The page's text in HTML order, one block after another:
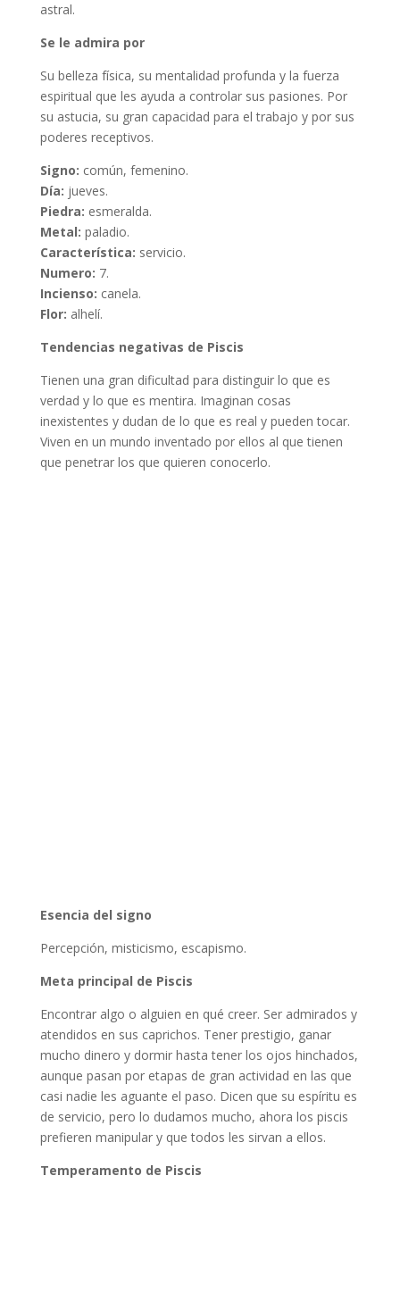
astral.
Se le admira por
Su belleza física, su mentalidad profunda y la fuerza
espiritual que les ayuda a controlar sus pasiones. Por
su astucia, su gran capacidad para el trabajo y por sus
poderes receptivos.
Signo: común, femenino.
Día: jueves.
Piedra: esmeralda.
Metal: paladio.
Característica: servicio.
Numero: 7.
Incienso: canela.
Flor: alhelí.
Tendencias negativas de Piscis
Tienen una gran dificultad para distinguir lo que es
verdad y lo que es mentira. Imaginan cosas
inexistentes y dudan de lo que es real y pueden tocar.
Viven en un mundo inventado por ellos al que tienen
que penetrar los que quieren conocerlo.
Esencia del signo
Percepción, misticismo, escapismo.
Meta principal de Piscis
Encontrar algo o alguien en qué creer. Ser admirados y
atendidos en sus caprichos. Tener prestigio, ganar
mucho dinero y dormir hasta tener los ojos hinchados,
aunque pasan por etapas de gran actividad en las que
casi nadie les aguante el paso. Dicen que su espíritu es
de servicio, pero lo dudamos mucho, ahora los piscis
prefieren manipular y que todos les sirvan a ellos.
Temperamento de Piscis